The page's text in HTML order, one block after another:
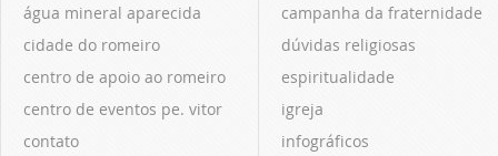
água mineral aparecida
cidade do romeiro
centro de apoio ao romeiro
centro de eventos pe. vitor
contato
campanha da fraternidade
dúvidas religiosas
espiritualidade
igreja
infográficos